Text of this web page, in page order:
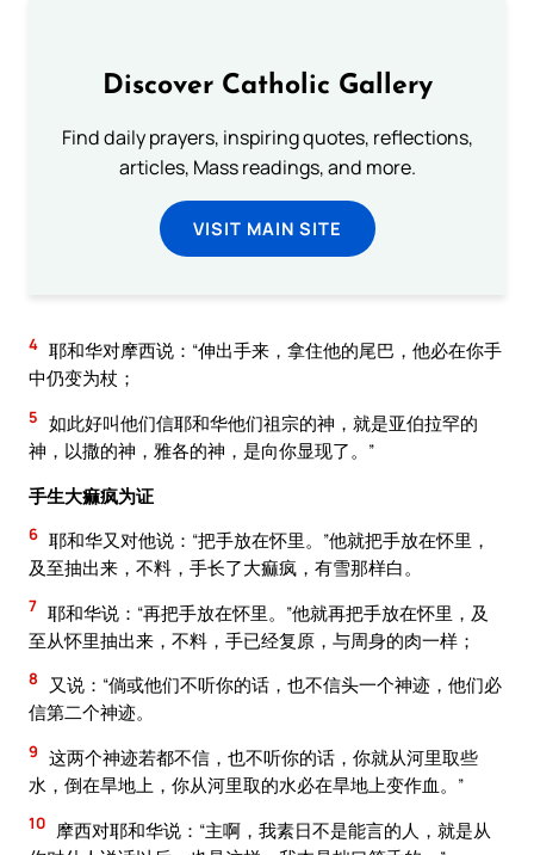
Discover Catholic Gallery
Find daily prayers, inspiring quotes, reflections,
articles, Mass readings, and more.
VISIT MAIN SITE
4 耶和华对摩西说：“伸出手来，拿住他的尾巴，他必在你手
中仍变为杖；
5 如此好叫他们信耶和华他们祖宗的神，就是亚伯拉罕的
神，以撒的神，雅各的神，是向你显现了。”
手生大痲疯为证
6 耶和华又对他说：“把手放在怀里。”他就把手放在怀里，
及至抽出来，不料，手长了大痲疯，有雪那样白。
7 耶和华说：“再把手放在怀里。”他就再把手放在怀里，及
至从怀里抽出来，不料，手已经复原，与周身的肉一样；
8
又说：“倘或他们不听你的话，也不信头一个神迹，他们必
信第二个神迹。
9 这两个神迹若都不信，也不听你的话，你就从河里取些
水，倒在旱地上，你从河里取的水必在旱地上变作血。”
10 摩西对耶和华说：“主啊，我素日不是能言的人，就是从